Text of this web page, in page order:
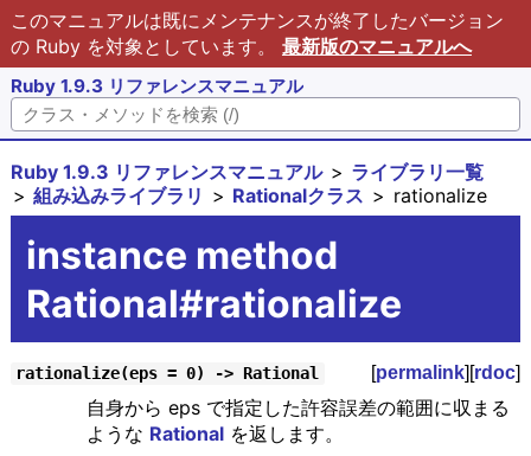
このマニュアルは既にメンテナンスが終了したバージョン
の Ruby を対象としています。 最新版のマニュアルへ
Ruby 1.9.3 リファレンスマニュアル
Ruby 1.9.3 リファレンスマニュアル
ライブラリ一覧
組み込みライブラリ
Rationalクラス rationalize
instance method
Rational#rationalize
rationalize(eps = 0) -> Rational [permalink][rdoc]
自身から eps で指定した許容誤差の範囲に収まる
ような Rationalを返します。